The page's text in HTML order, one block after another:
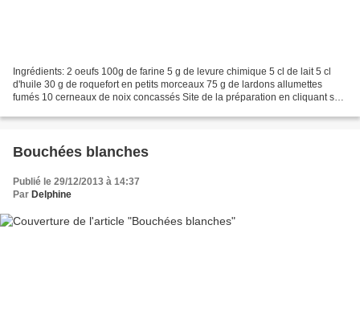
Ingrédients: 2 oeufs 100g de farine 5 g de levure chimique 5 cl de lait 5 cl
d'huile 30 g de roquefort en petits morceaux 75 g de lardons allumettes
fumés 10 cerneaux de noix concassés Site de la préparation en cliquant sur
Bouchées blanches
Publié le 29/12/2013 à 14:37
Par Delphine